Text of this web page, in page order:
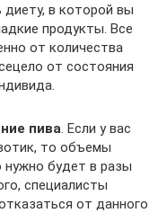
в которой вы
продукты. Все
от количества
от состояния
пива. Если у вас
то объемы
нужно будет в разы
специалисты
от данного